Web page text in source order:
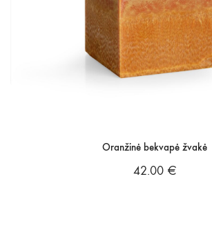
Oranžinė bekvapė žvakė
42.00 €